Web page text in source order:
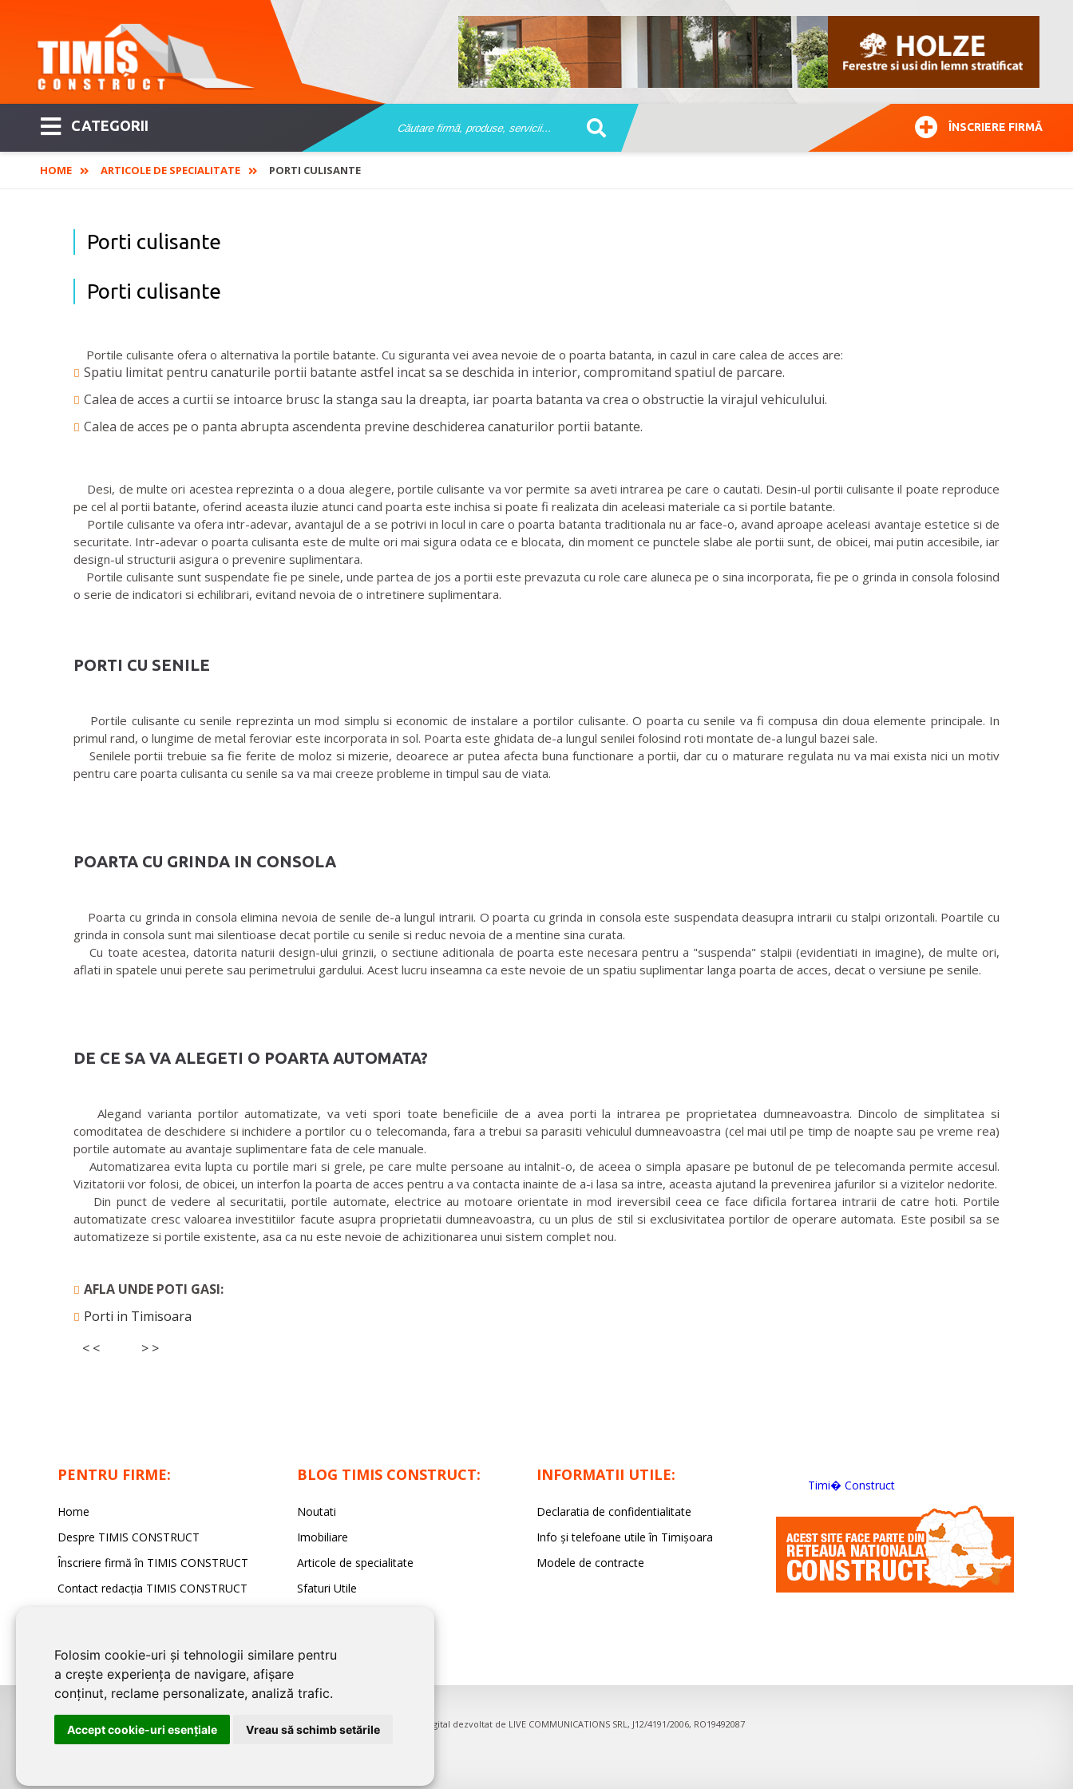
Folosim cookie-uri și tehnologii similare pentru
a crește experiența de navigare, afișare
conținut, reclame personalizate, analiză trafic.
Accept cookie-uri esenţiale Vreau să schimb setările
CATEGORII ÎNSCRIERE FIRMĂ
HOME ARTICOLE DE SPECIALITATE PORTI CULISANTE
Porti culisante
Porti culisante
Portile culisante ofera o alternativa la portile batante. Cu siguranta vei avea nevoie de o poarta batanta, in cazul in care calea de acces are:
Spatiu limitat pentru canaturile portii batante astfel incat sa se deschida in interior, compromitand spatiul de parcare.
Calea de acces a curtii se intoarce brusc la stanga sau la dreapta, iar poarta batanta va crea o obstructie la virajul vehiculului.
Calea de acces pe o panta abrupta ascendenta previne deschiderea canaturilor portii batante.
Desi, de multe ori acestea reprezinta o a doua alegere, portile culisante va vor permite sa aveti intrarea pe care o cautati. Desin-ul portii culisante il poate reproduce
pe cel al portii batante, oferind aceasta iluzie atunci cand poarta este inchisa si poate fi realizata din aceleasi materiale ca si portile batante.
Portile culisante va ofera intr-adevar, avantajul de a se potrivi in locul in care o poarta batanta traditionala nu ar face-o, avand aproape aceleasi avantaje estetice si de
securitate. Intr-adevar o poarta culisanta este de multe ori mai sigura odata ce e blocata, din moment ce punctele slabe ale portii sunt, de obicei, mai putin accesibile, iar
design-ul structurii asigura o prevenire suplimentara.
Portile culisante sunt suspendate fie pe sinele, unde partea de jos a portii este prevazuta cu role care aluneca pe o sina incorporata, fie pe o grinda in consola folosind
o serie de indicatori si echilibrari, evitand nevoia de o intretinere suplimentara.
PORTI CU SENILE
Portile culisante cu senile reprezinta un mod simplu si economic de instalare a portilor culisante. O poarta cu senile va fi compusa din doua elemente principale. In
primul rand, o lungime de metal feroviar este incorporata in sol. Poarta este ghidata de-a lungul senilei folosind roti montate de-a lungul bazei sale.
Senilele portii trebuie sa fie ferite de moloz si mizerie, deoarece ar putea afecta buna functionare a portii, dar cu o maturare regulata nu va mai exista nici un motiv
pentru care poarta culisanta cu senile sa va mai creeze probleme in timpul sau de viata.
POARTA CU GRINDA IN CONSOLA
Poarta cu grinda in consola elimina nevoia de senile de-a lungul intrarii. O poarta cu grinda in consola este suspendata deasupra intrarii cu stalpi orizontali. Poartile cu
grinda in consola sunt mai silentioase decat portile cu senile si reduc nevoia de a mentine sina curata.
Cu toate acestea, datorita naturii design-ului grinzii, o sectiune aditionala de poarta este necesara pentru a "suspenda" stalpii (evidentiati in imagine), de multe ori,
aflati in spatele unui perete sau perimetrului gardului. Acest lucru inseamna ca este nevoie de un spatiu suplimentar langa poarta de acces, decat o versiune pe senile.
DE CE SA VA ALEGETI O POARTA AUTOMATA?
Alegand varianta portilor automatizate, va veti spori toate beneficiile de a avea porti la intrarea pe proprietatea dumneavoastra. Dincolo de simplitatea si
comoditatea de deschidere si inchidere a portilor cu o telecomanda, fara a trebui sa parasiti vehiculul dumneavoastra (cel mai util pe timp de noapte sau pe vreme rea)
portile automate au avantaje suplimentare fata de cele manuale.
Automatizarea evita lupta cu portile mari si grele, pe care multe persoane au intalnit-o, de aceea o simpla apasare pe butonul de pe telecomanda permite accesul.
Vizitatorii vor folosi, de obicei, un interfon la poarta de acces pentru a va contacta inainte de a-i lasa sa intre, aceasta ajutand la prevenirea jafurilor si a vizitelor nedorite.
Din punct de vedere al securitatii, portile automate, electrice au motoare orientate in mod ireversibil ceea ce face dificila fortarea intrarii de catre hoti. Portile
automatizate cresc valoarea investitiilor facute asupra proprietatii dumneavoastra, cu un plus de stil si exclusivitatea portilor de operare automata. Este posibil sa se
automatizeze si portile existente, asa ca nu este nevoie de achizitionarea unui sistem complet nou.
AFLA UNDE POTI GASI:
Porti in Timisoara
< <
> >
PENTRU FIRME:
Home
Despre TIMIS CONSTRUCT
Înscriere firmă în TIMIS CONSTRUCT
Contact redacția TIMIS CONSTRUCT
BLOG TIMIS CONSTRUCT:
Noutati
Imobiliare
Articole de specialitate
Sfaturi Utile
INFORMATII UTILE:
Declaratia de confidentialitate
Info și telefoane utile în Timișoara
Modele de contracte
Timi� Construct
©2026 TIMIS CONSTRUCT este un serviciu de promovare online pentru firme. Proiect digital dezvoltat de LIVE COMMUNICATIONS SRL, J12/4191/2006, RO19492087